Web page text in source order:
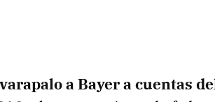
a Bayer a cuentas